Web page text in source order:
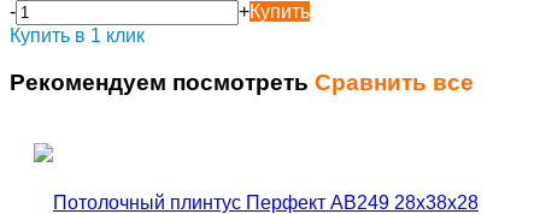
-
+Купить
Купить в 1 клик
Рекомендуем посмотреть Сравнить все